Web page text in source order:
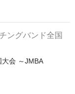
ングバンド全国
会 ～JMBA